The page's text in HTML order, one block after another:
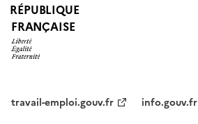
RÉPUBLIQUE
FRANÇAISE
travail-emploi.gouv.fr
info.gouv.fr